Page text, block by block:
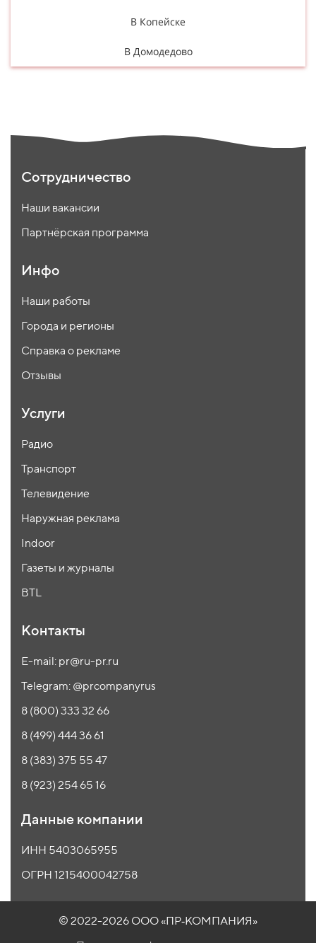
В Копейске
В Домодедово
Сотрудничество
Наши вакансии
Партнёрская программа
Инфо
Наши работы
Города и регионы
Справка о рекламе
Отзывы
Услуги
Радио
Транспорт
Телевидение
Наружная реклама
Indoor
Газеты и журналы
BTL
Контакты
E-mail: pr@ru-pr.ru
Telegram: @prcompanyrus
8 (800) 333 32 66
8 (499) 444 36 61
8 (383) 375 55 47
8 (923) 254 65 16
Данные компании
ИНН 5403065955
ОГРН 1215400042758
© 2022-2026 ООО «ПР‑КОМПАНИЯ»